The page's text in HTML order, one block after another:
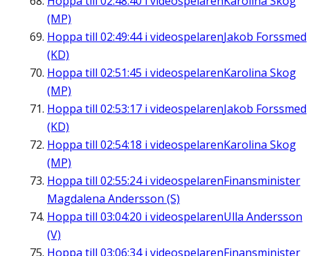
(MP)
Hoppa till 02:49:44i videospelarenJakob Forssmed
(KD)
Hoppa till 02:51:45 i videospelarenKarolina Skog
(MP)
Hoppa till 02:53:17 i videospelarenJakob Forssmed
(KD)
Hoppa till 02:54:18 i videospelarenKarolina Skog
(MP)
Hoppa till 02:55:24i videospelarenFinansminister
Magdalena Andersson (S)
Hoppa till 03:04:20 i videospelarenUlla Andersson
(V)
Hoppa till 03:06:34i videospelarenFinansminister